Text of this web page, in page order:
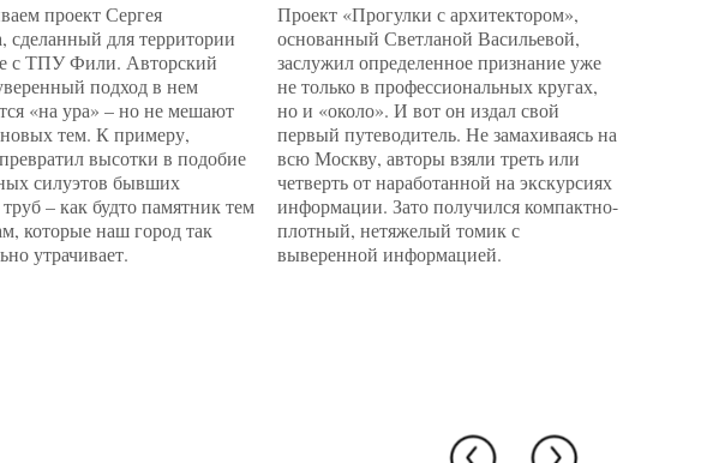
проект Сергея
сделанный для территории
с ТПУ Фили. Авторский
подход в нем
«на ура» – но не мешают
тем. К примеру,
высотки в подобие
силуэтов бывших
– как будто памятник тем
которые наш город так
утрачивает.
Проект «Прогулки с архитектором»,
основанный Светланой Васильевой,
заслужил определенное признание уже
не только в профессиональных кругах,
но и «около». И вот он издал свой
первый путеводитель. Не замахиваясь на
всю Москву, авторы взяли треть или
четверть от наработанной на экскурсиях
информации. Зато получился компактно-
плотный, нетяжелый томик с
выверенной информацией.